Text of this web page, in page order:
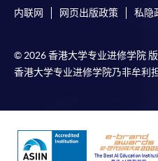
内联网 网页出版政策 私隐
© 2026 香港大学专业进修学院
香港大学专业进修学院乃非牟利